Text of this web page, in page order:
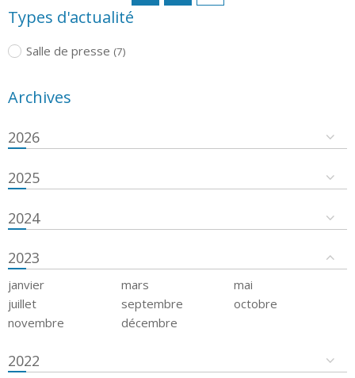
Types d'actualité
Salle de presse (7)
Archives
2026
2025
2024
2023
janvier mars
mai
juillet
septembre
octobre
novembre
décembre
2022